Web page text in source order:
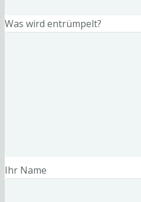
Was wird entrümpelt?
Ihr Name